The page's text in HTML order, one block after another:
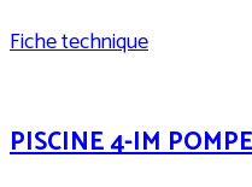
Fiche technique
PISCINE 4-IM